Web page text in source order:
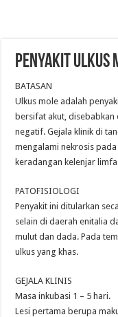
PENYAKIT ULKUS
BATASAN
Ulkus mole adalah
bersifat akut, disebabkan
negatif. Gejala klinik di
mengalami nekrosis
keradangan kelenjar
PATOFISIOLOGI
Penyakit ini ditularkan
selain di daerah enitalia
mulut dan dada. Pada
ulkus yang khas.
GEJALA KLINIS
Masa inkubasi 1 – 5 hari.
Lesi pertama berupa